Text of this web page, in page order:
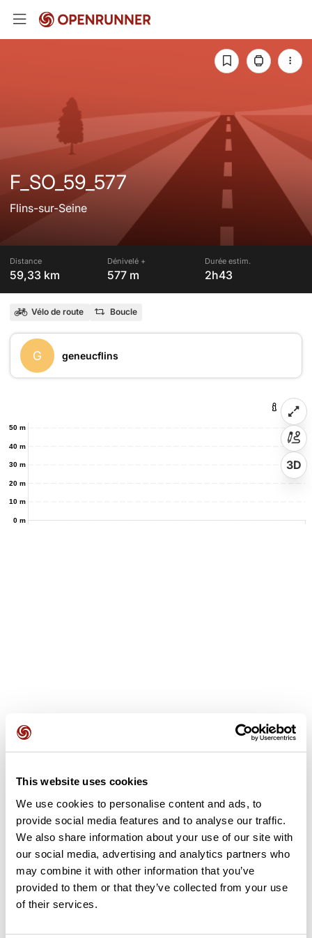
This website uses cookies
We use cookies to personalise content and ads, to
provide social media features and to analyse our traffic.
We also share information about your use of our site with
our social media, advertising and analytics partners who
may combine it with other information that you’ve
provided to them or that they’ve collected from your use
of their services.
F_SO_59_577
Flins-sur-Seine
Distance
59,33 km
Dénivelé +
577 m
Durée estim.
2h43
Vélo de route Boucle
G geneucflins
0 m
10 m
20 m
30 m
40 m
50 m
3D
Ajouter un avis
Découvrez ce parcours de vélo de 59,3 km à proximité de